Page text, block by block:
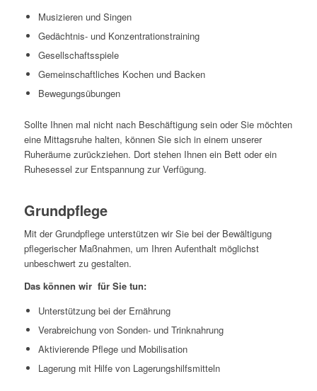
Musizieren und Singen
Gedächtnis- und Konzentrationstraining
Gesellschaftsspiele
Gemeinschaftliches Kochen und Backen
Bewegungsübungen
Sollte Ihnen mal nicht nach Beschäftigung sein oder Sie möchten
eine Mittagsruhe halten, können Sie sich in einem unserer
Ruheräume zurückziehen. Dort stehen Ihnen ein Bett oder ein
Ruhesessel zur Entspannung zur Verfügung.
Grundpflege
Mit der Grundpflege unterstützen wir Sie bei der Bewältigung
pflegerischer Maßnahmen, um Ihren Aufenthalt möglichst
unbeschwert zu gestalten.
Das können wir für Sie tun:
Unterstützung bei der Ernährung
Verabreichung von Sonden- und Trinknahrung
Aktivierende Pflege und Mobilisation
Lagerung mit Hilfe von Lagerungshilfsmitteln